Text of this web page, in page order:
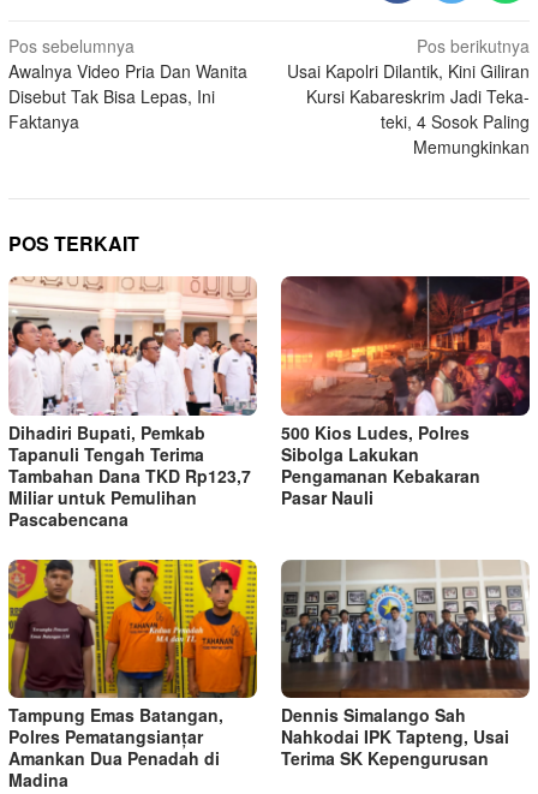
Navigasi
pos
Pos sebelumnya
Awalnya Video Pria Dan Wanita
Disebut Tak Bisa Lepas, Ini
Faktanya
Pos berikutnya
Usai Kapolri Dilantik, Kini Giliran
Kursi Kabareskrim Jadi Teka-
teki, 4 Sosok Paling
Memungkinkan
POS TERKAIT
Dihadiri Bupati, Pemkab
Tapanuli Tengah Terima
Tambahan Dana TKD Rp123,7
Miliar untuk Pemulihan
Pascabencana
500 Kios Ludes, Polres
Sibolga Lakukan
Pengamanan Kebakaran
Pasar Nauli
Tampung Emas Batangan,
Polres Pematangsianțar
Amankan Dua Penadah di
Madina
Dennis Simalango Sah
Nahkodai IPK Tapteng, Usai
Terima SK Kepengurusan